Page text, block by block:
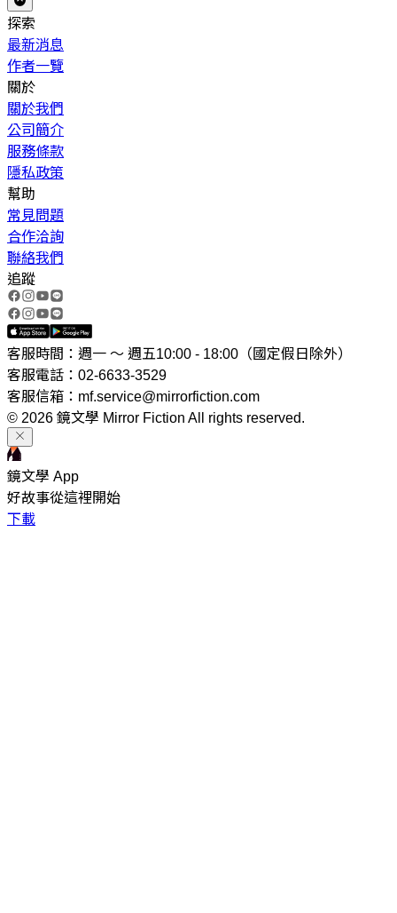
探索
最新消息
作者一覽
關於
關於我們
公司簡介
服務條款
隱私政策
幫助
常見問題
合作洽詢
聯絡我們
追蹤
客服時間：週一 ～ 週五10:00 - 18:00（國定假日除外）
客服電話：02-6633-3529
客服信箱：mf.service@mirrorfiction.com
© 2026 鏡文學 Mirror Fiction All rights reserved.
鏡文學 App
好故事從這裡開始
下載